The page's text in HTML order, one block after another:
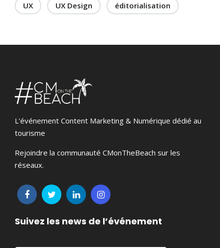
UX UX Design éditorialisation
L'événement Content Marketing & Numérique dédié au
tourisme
Rejoindre la communauté CMonTheBeach sur les
réseaux.
Suivez les news de l’événement